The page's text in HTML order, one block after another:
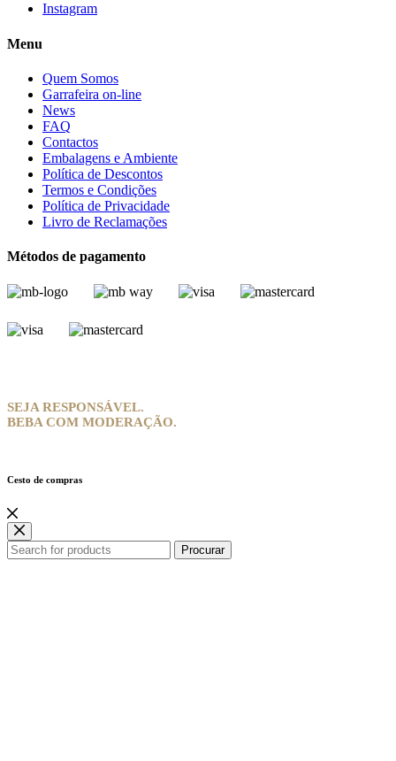
Instagram
Menu
Quem Somos
Garrafeira on-line
News
FAQ
Contactos
Embalagens e Ambiente
Política de Descontos
Termos e Condições
Política de Privacidade
Livro de Reclamações
Métodos de pagamento
SEJA RESPONSÁVEL.
BEBA COM MODERAÇÃO.
Cesto de compras
Procurar